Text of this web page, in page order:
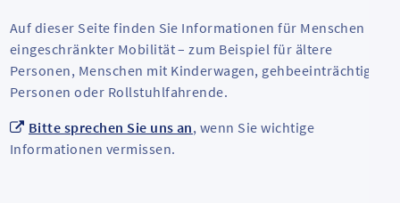
Auf dieser Seite finden Sie Informationen für Menschen mit
eingeschränkter Mobilität – zum Beispiel für ältere
Personen, Menschen mit Kinderwagen, gehbeeinträchtigte
Personen oder Rollstuhlfahrende.
Bitte sprechen Sie uns an, wenn Sie wichtige
Informationen vermissen.